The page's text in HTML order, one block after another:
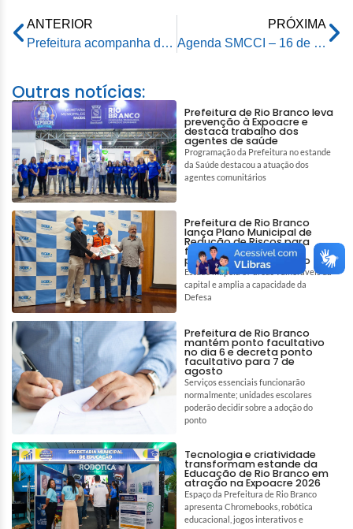
ANTERIOR
Prefeitura acompanha demandas da comunidade e avalia melhorias no Ramal da Água, na região do Quixadá
PRÓXIMA
Agenda SMCCI – 16 de junho de 2026
Outras notícias:
Prefeitura de Rio Branco leva
prevenção à Expoacre e
destaca trabalho dos
agentes de saúde
Programação da Prefeitura no estande
da Saúde destacou a atuação dos
agentes comunitários
Prefeitura de Rio Branco
lança Plano Municipal de
Redução de Riscos para
fortalecer prevenção e
proteção da população
Estudo mapeia 87 áreas vulneráveis da
capital e amplia a capacidade da
Defesa
Prefeitura de Rio Branco
mantém ponto facultativo
no dia 6 e decreta ponto
facultativo para 7 de
agosto
Serviços essenciais funcionarão
normalmente; unidades escolares
poderão decidir sobre a adoção do
ponto
Tecnologia e criatividade
transformam estande da
Educação de Rio Branco em
atração na Expoacre 2026
Espaço da Prefeitura de Rio Branco
apresenta Chromebooks, robótica
educacional, jogos interativos e